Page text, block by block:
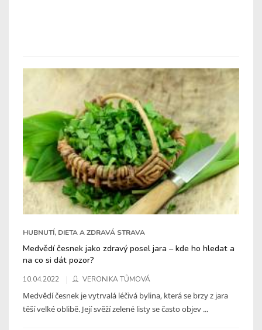
HUBNUTÍ, DIETA A ZDRAVÁ STRAVA
Medvědí česnek jako zdravý posel jara – kde ho hledat a
na co si dát pozor?
10.04.2022 VERONIKA TŮMOVÁ
Medvědí česnek je vytrvalá léčivá bylina, která se brzy z jara
těší velké oblibě. Její svěží zelené listy se často objev ...